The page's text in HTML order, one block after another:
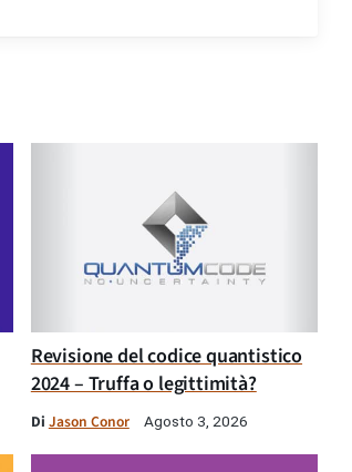
Revisione del codice quantistico
2024 – Truffa o legittimità?
Di Jason Conor Agosto 3, 2026